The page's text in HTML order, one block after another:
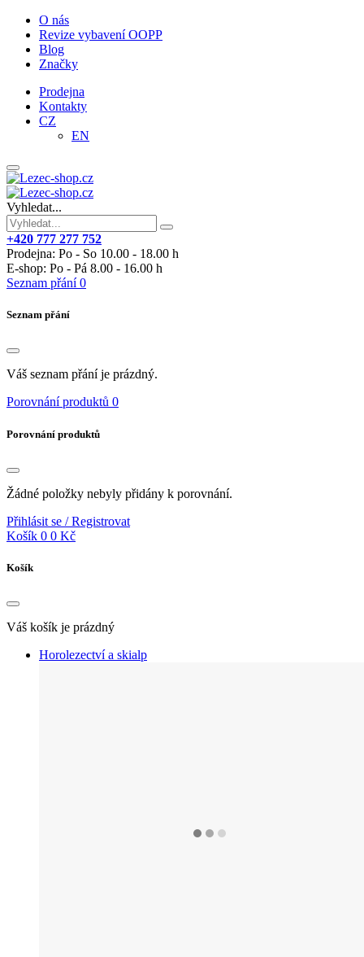
O nás
Revize vybavení OOPP
Blog
Značky
Prodejna
Kontakty
CZ
EN
Vyhledat...
+420 777 277 752
Prodejna: Po - So 10.00 - 18.00 h
E-shop: Po - Pá 8.00 - 16.00 h
Seznam přání 0
Seznam přání
Váš seznam přání je prázdný.
Porovnání produktů 0
Porovnání produktů
Žádné položky nebyly přidány k porovnání.
Přihlásit se / Registrovat
Košík 0 0 Kč
Košík
Váš košík je prázdný
Horolezectví a skialp